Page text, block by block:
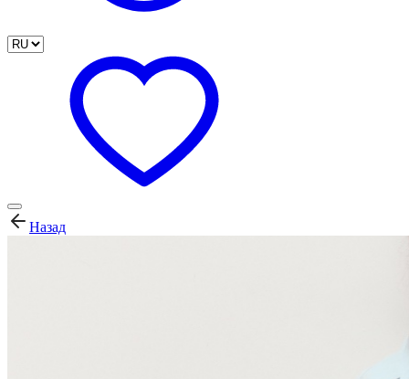
Назад